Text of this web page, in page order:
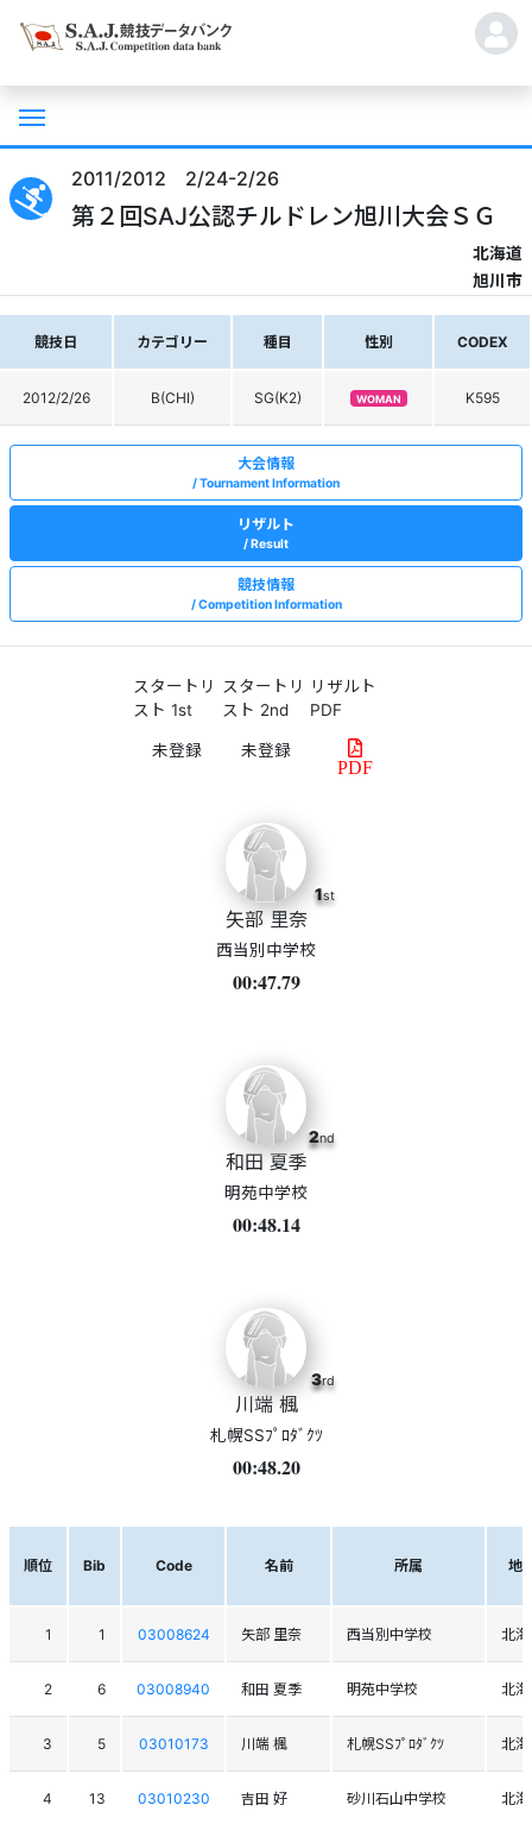
2011/2012 2/24-2/26
第２回SAJ公認チルドレン旭川大会ＳＧ
北海道
旭川市
競技日 カテゴリー 種目 性別 CODEX
2012/2/26 B(CHI) SG(K2) WOMAN K595
大会情報
Tournament Information
リザルト
Result
競技情報
Competition Information
スタートリ
スト 1st
スタートリ
スト 2nd
リザルト
PDF
PDF
1st
矢部 里奈
西当別中学校
00:47.79
2nd
和田 夏季
明苑中学校
00:48.14
3rd
川端 楓
札幌SSﾌﾟﾛﾀﾞｸﾂ
00:48.20
順位 Bib Code 名前 所属 地
1 1 03008624 矢部 里奈 西当別中学校 北
2 6 03008940 和田 夏季 明苑中学校 北
3 5 03010173 川端 楓 札幌SSﾌﾟﾛﾀﾞｸﾂ 北
4 13 03010230 吉田 好 砂川石山中学校 北